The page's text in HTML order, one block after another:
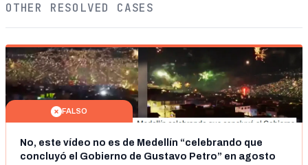
OTHER RESOLVED CASES
FALSO
No, este vídeo no es de Medellín “celebrando que
concluyó el Gobierno de Gustavo Petro” en agosto